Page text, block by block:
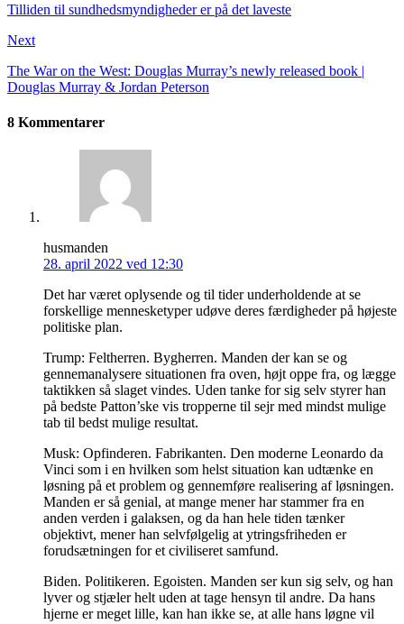
Tilliden til sundhedsmyndigheder er på det laveste
Next
The War on the West: Douglas Murray’s newly released book |
Douglas Murray & Jordan Peterson
8 Kommentarer
husmanden
28. april 2022 ved 12:30
Det har været oplysende og til tider underholdende at se
forskellige mennesketyper udøve deres færdigheder på højeste
politiske plan.
Trump: Feltherren. Bygherren. Manden der kan se og
gennemanalysere situationen fra oven, højt oppe fra, og lægge
taktikken så slaget vindes. Uden tanke for sig selv styrer han
på bedste Patton’ske vis tropperne til sejr med mindst mulige
tab til bedst mulige resultat.
Musk: Opfinderen. Fabrikanten. Den moderne Leonardo da
Vinci som i en hvilken som helst situation kan udtænke en
løsning på et problem og gennemføre realisering af løsningen.
Manden er så genial, at mange mener har stammer fra en
anden verden i galaksen, og da han hele tiden tænker
objektivt, mener han selvfølgelig at ytringsfriheden er
forudsætningen for et civiliseret samfund.
Biden. Politikeren. Egoisten. Manden ser kun sig selv, og han
lyver og stjæler helt uden at tage hensyn til andre. Da hans
hjerne er meget lille, kan han ikke se, at alle hans løgne vil